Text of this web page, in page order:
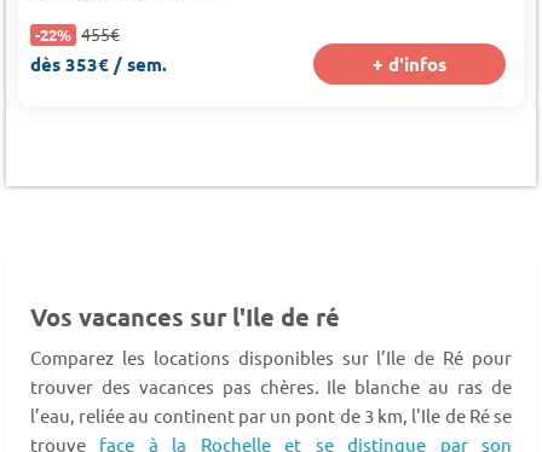
-22% 455€
dès 353€ / sem. + d'infos
Vos vacances sur l'Ile de ré
Comparez les locations disponibles sur l’Ile de Ré pour
trouver des vacances pas chères. Ile blanche au ras de
l’eau, reliée au continent par un pont de 3 km, l'Ile de Ré se
trouve face à la Rochelle et se distingue par son